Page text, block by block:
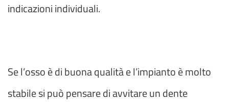
indicazioni individuali.
Se l’osso è di buona qualità e l’impianto è molto
stabile si può pensare di avvitare un dente